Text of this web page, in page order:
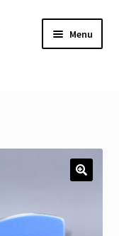
Menu